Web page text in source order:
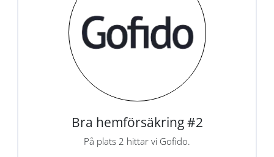
Bra hemförsäkring #2
På plats 2 hittar vi Gofido.